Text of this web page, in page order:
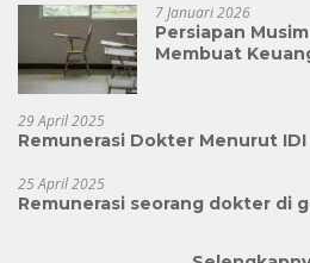
7 Januari 2026
Persiapan
Membuat
29 April 2025
Remunerasi Dokter Menurut IDI
25 April 2025
Remunerasi seorang dokter di